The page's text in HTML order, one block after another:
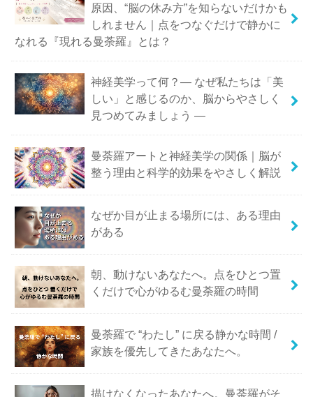
原因、“脳の休み方”を知らないだけかも
しれません｜点をつなぐだけで静かに
なれる『現れる曼荼羅』とは？
神経美学って何？― なぜ私たちは「美
しい」と感じるのか、脳からやさしく
見つめてみましょう ―
曼荼羅アートと神経美学の関係｜脳が
整う理由と科学的効果をやさしく解説
なぜか目が止まる場所には、ある理由
がある
朝、動けないあなたへ。点をひとつ置
くだけで心がゆるむ曼荼羅の時間
曼荼羅で “わたし” に戻る静かな時間 /
家族を優先してきたあなたへ。
描けなくなったあなたへ。曼荼羅がそ